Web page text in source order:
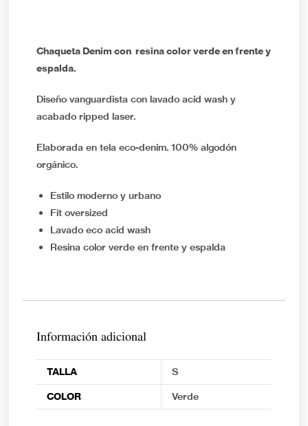
Chaqueta Denim con resina color verde en frente y
espalda.
Diseño vanguardista con lavado acid wash y
acabado ripped laser.
Elaborada en tela eco-denim. 100% algodón
orgánico.
Estilo moderno y urbano
Fit oversized
Lavado eco acid wash
Resina color verde en frente y espalda
Información adicional
TALLA
S
COLOR
Verde